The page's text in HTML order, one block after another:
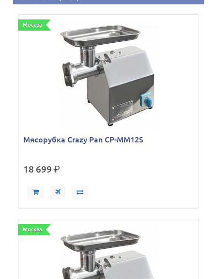
Москва
Мясорубка Crazy Pan CP-MM12S
18 699р.
Москва